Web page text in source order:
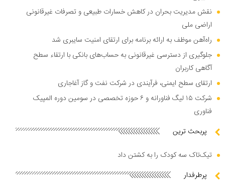
نقش مدیریت بحران در کاهش خسارات طبیعی و تصرفات غیرقانونی
اراضی ملی
راه‌آهن موظف به ارائه برنامه برای ارتقای امنیت سایبری شد
جلوگیری از دسترسی غیرقانونی به حساب‌های بانکی با ارتقاء سطح
آگاهی کاربران
ارتقای سطح ایمنی، فرآیندی در شرکت نفت و گاز آغاجاری
شرکت ۱۵ لیگ فناورانه و ۶ حوزه تخصصی در سومین دوره المپیک
فناوری
پربحث ترین
تیک‌تاک سه کودک را به کشتن داد
پرطرفدار